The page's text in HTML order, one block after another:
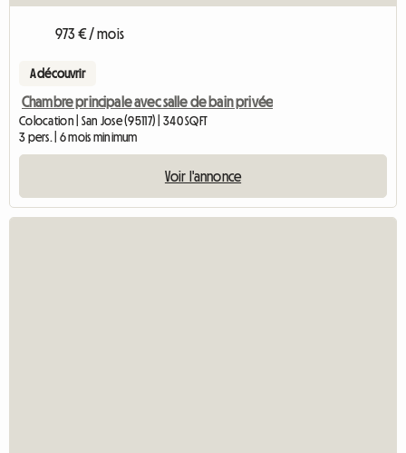
973 € / mois
A découvrir
Chambre principale avec salle de bain privée
Colocation | San Jose (95117) | 340 SQFT
3 pers. | 6 mois minimum
Voir l'annonce